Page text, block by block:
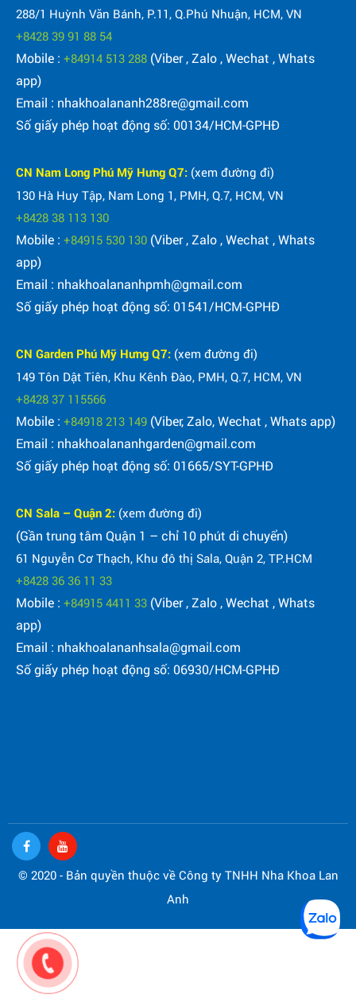
288/1 Huỳnh Văn Bánh, P.11, Q.Phú Nhuận, HCM, VN
+8428 39 91 88 54
Mobile : +84914 513 288 (Viber , Zalo , Wechat , Whats
app)
Email : nhakhoalananh288re@gmail.com
Số giấy phép hoạt động số: 00134/HCM-GPHĐ
CN Nam Long Phú Mỹ Hưng Q7: (xem đường đi)
130 Hà Huy Tập, Nam Long 1, PMH, Q.7, HCM, VN
+8428 38 113 130
Mobile : +84915 530 130 (Viber , Zalo , Wechat , Whats
app)
Email : nhakhoalananhpmh@gmail.com
Số giấy phép hoạt động số: 01541/HCM-GPHĐ
CN Garden Phú Mỹ Hưng Q7: (xem đường đi)
149 Tôn Dật Tiên, Khu Kênh Đào, PMH, Q.7, HCM, VN
+8428 37 115566
Mobile : +84918 213 149 (Viber, Zalo, Wechat , Whats app)
Email : nhakhoalananhgarden@gmail.com
Số giấy phép hoạt động số: 01665/SYT-GPHĐ
CN Sala – Quận 2: (xem đường đi)
(Gần trung tâm Quận 1 – chỉ 10 phút di chuyển)
61 Nguyễn Cơ Thạch, Khu đô thị Sala, Quận 2, TP.HCM
+8428 36 36 11 33
Mobile : +84915 4411 33 (Viber , Zalo , Wechat , Whats
app)
Email : nhakhoalananhsala@gmail.com
Số giấy phép hoạt động số: 06930/HCM-GPHĐ
© 2020 - Bản quyền thuộc về Công ty TNHH Nha Khoa Lan
Anh